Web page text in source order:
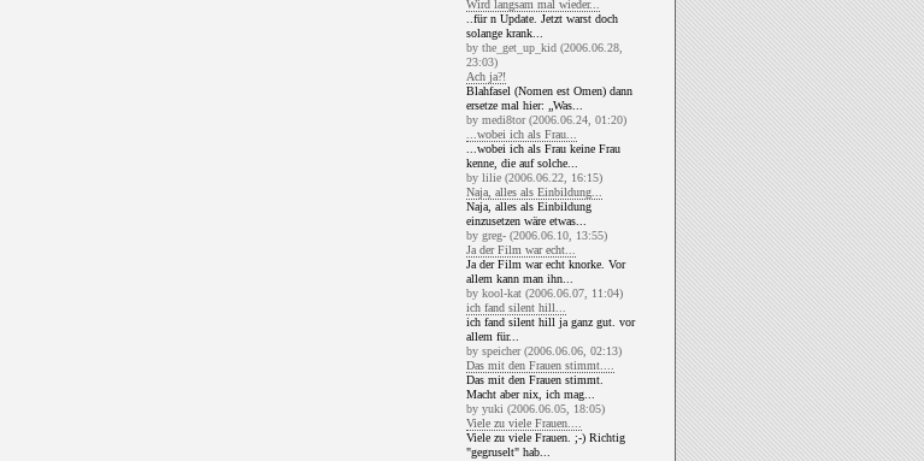
Wird langsam mal wieder...
..für n Update. Jetzt warst doch
solange krank...
by the_get_up_kid (2006.06.28,
23:03)
Ach ja?!
Blahfasel (Nomen est Omen) dann
ersetze mal hier: „Was...
by medi8tor (2006.06.24, 01:20)
...wobei ich als Frau...
...wobei ich als Frau keine Frau
kenne, die auf solche...
by lilie (2006.06.22, 16:15)
Naja, alles als Einbildung...
Naja, alles als Einbildung
einzusetzen wäre etwas...
by greg- (2006.06.10, 13:55)
Ja der Film war echt...
Ja der Film war echt knorke. Vor
allem kann man ihn...
by kool-kat (2006.06.07, 11:04)
ich fand silent hill...
ich fand silent hill ja ganz gut. vor
allem für...
by speicher (2006.06.06, 02:13)
Das mit den Frauen stimmt....
Das mit den Frauen stimmt.
Macht aber nix, ich mag...
by yuki (2006.06.05, 18:05)
Viele zu viele Frauen....
Viele zu viele Frauen. ;-) Richtig
"gegruselt" hab...